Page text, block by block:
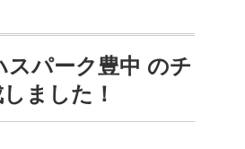
スパーク豊中 のチ
ました！